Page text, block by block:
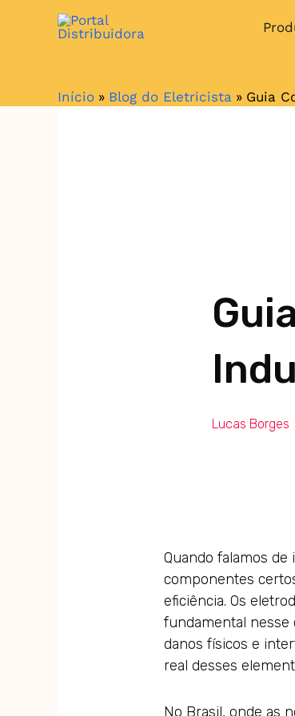
Início Blog do Eletricista Guia
Lucas Borges
Quando falamos
componentes
eficiência. Os
fundamental nesse
danos físicos e
real desses
No Brasil, onde as